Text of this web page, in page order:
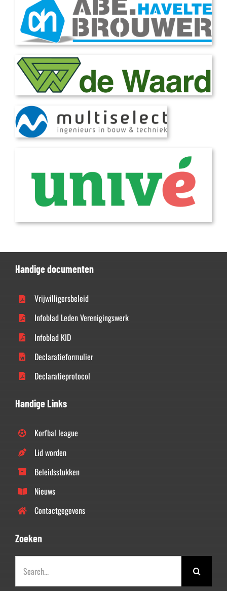
Handige documenten
Vrijwilligersbeleid
Infoblad Leden Verenigingswerk
Infoblad KID
Declaratieformulier
Declaratieprotocol
Handige Links
Korfbal league
Lid worden
Beleidsstukken
Nieuws
Contactgegevens
Zoeken
naar: